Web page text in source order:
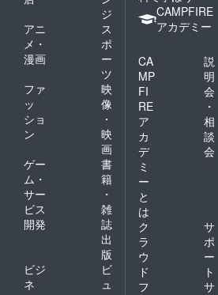
ジ
アニ
メ・
漫画
ス
ポ
ー
ツ
ファ
ッ
ショ
ン
映
像
・
映
画
ゲー
ム・
サー
ビス
開発
書
籍
・
雑
誌
出
版
ビジ
ネ
ビ
ュ
CAMPFIRE
アカデミー
CA
MP
FI
RE
ア
カ
デ
ミ
ー
と
は
説
明
会
・
相
談
会
ク
ラ
ウ
ド
フ
サ
ポ
ー
ト
サ